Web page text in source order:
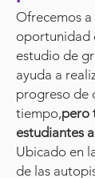
Ofrecemos
oportunidad
estudio de
ayuda a
progreso de
tiempo,pero
estudiantes
Ubicado en
de las